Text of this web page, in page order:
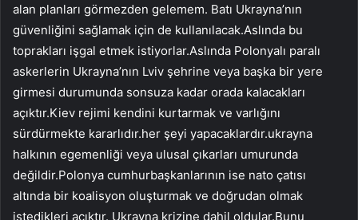
alan planları görmezden gelemem. Batı Ukrayna’nın
güvenliğini sağlamak için de kullanılacak.Aslında bu
toprakları işgal etmek istiyorlar.Aslında Polonyalı paralı
askerlerin Ukrayna’nın Lviv şehrine veya başka bir yere
girmesi durumunda sonsuza kadar orada kalacakları
açıktır.Kiev rejimi kendini kurtarmak ve varlığını
sürdürmekte kararlıdır.her şeyi yapacaklardır.ukrayna
halkının egemenliği veya ulusal çıkarları umurunda
değildir.Polonya cumhurbaşkanlarının ise nato çatısı
altında bir koalisyon oluşturmak ve doğrudan olmak
istedikleri açıktır. Ukrayna krizine dahil oldular.Bunu